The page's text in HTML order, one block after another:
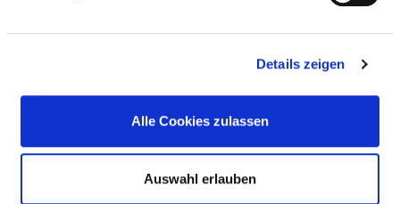
Details zeigen
Alle Cookies zulassen
Auswahl erlauben
STAFFING
SPECIALIST EXPERTISE AND FURTHER